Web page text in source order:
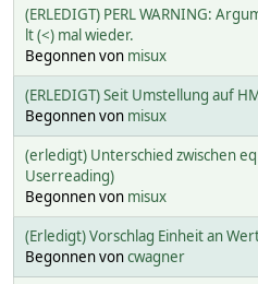
(ERLEDIGT) PERL WARNING:
lt (<) mal wieder.
Begonnen von misux
(ERLEDIGT) Seit Umstellung auf
Begonnen von misux
(erledigt) Unterschied zwischen
Userreading)
Begonnen von misux
(Erledigt) Vorschlag Einheit an
Begonnen voncwagner